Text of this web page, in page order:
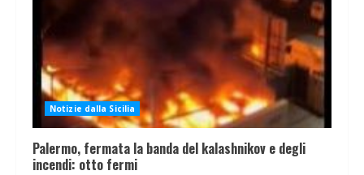
Notizie dalla Sicilia
Palermo, fermata la banda del kalashnikov e degli
incendi: otto fermi